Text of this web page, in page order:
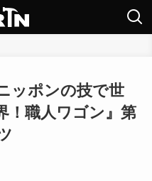
ッポンの技で世
職人ワゴン』第